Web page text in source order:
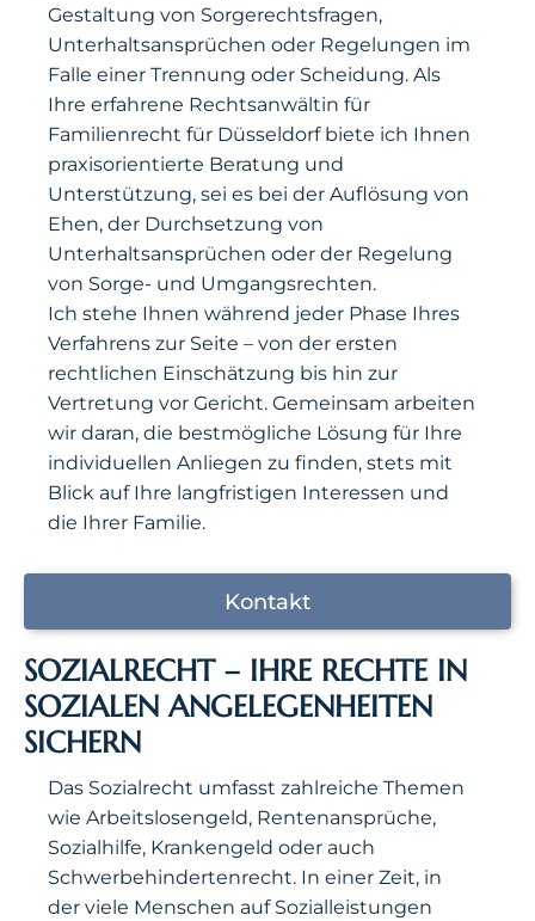
Gestaltung von Sorgerechtsfragen,
Unterhaltsansprüchen oder Regelungen im
Falle einer Trennung oder Scheidung. Als
Ihre erfahrene Rechtsanwältin für
Familienrecht für Düsseldorf biete ich Ihnen
praxisorientierte Beratung und
Unterstützung, sei es bei der Auflösung von
Ehen, der Durchsetzung von
Unterhaltsansprüchen oder der Regelung
von Sorge- und Umgangsrechten.
Ich stehe Ihnen während jeder Phase Ihres
Verfahrens zur Seite – von der ersten
rechtlichen Einschätzung bis hin zur
Vertretung vor Gericht. Gemeinsam arbeiten
wir daran, die bestmögliche Lösung für Ihre
individuellen Anliegen zu finden, stets mit
Blick auf Ihre langfristigen Interessen und
die Ihrer Familie.
Kontakt
SOZIALRECHT – IHRE RECHTE IN
SOZIALEN ANGELEGENHEITEN
SICHERN
Das Sozialrecht umfasst zahlreiche Themen
wie Arbeitslosengeld, Rentenansprüche,
Sozialhilfe, Krankengeld oder auch
Schwerbehindertenrecht. In einer Zeit, in
der viele Menschen auf Sozialleistungen